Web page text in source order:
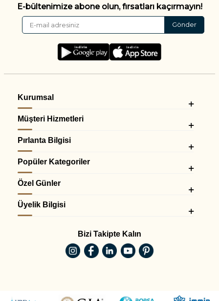
E-bültenimize abone olun, fırsatları kaçırmayın!
Gönder
Kurumsal
Müşteri Hizmetleri
Pırlanta Bilgisi
Popüler Kategoriler
Özel Günler
Üyelik Bilgisi
Bizi Takipte Kalın